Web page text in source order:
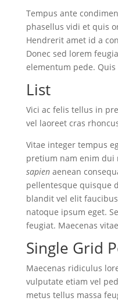
Tempus ante
phasellus vidi et quis
Hendrerit amet id a
Donec sed lorem
elementum pede.
List
Vici ac felis tellus in
vel laoreet cras
Vitae integer tempus
pretium nam enim dui
sapienaenean
pellentesque quisque
blandit vel elit
natoque ipsum eget.
feugiat. Maecenas
Single Grid
Maecenas ridiculus
vulputate etiam vel
metus tellus massa